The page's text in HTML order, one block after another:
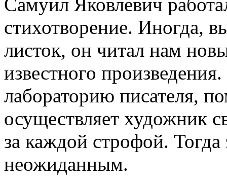
стихотворение. Иногда,
листок, он читал нам
известного
лабораторию писателя,
осуществляет художник
за каждой строфой.
неожиданным.